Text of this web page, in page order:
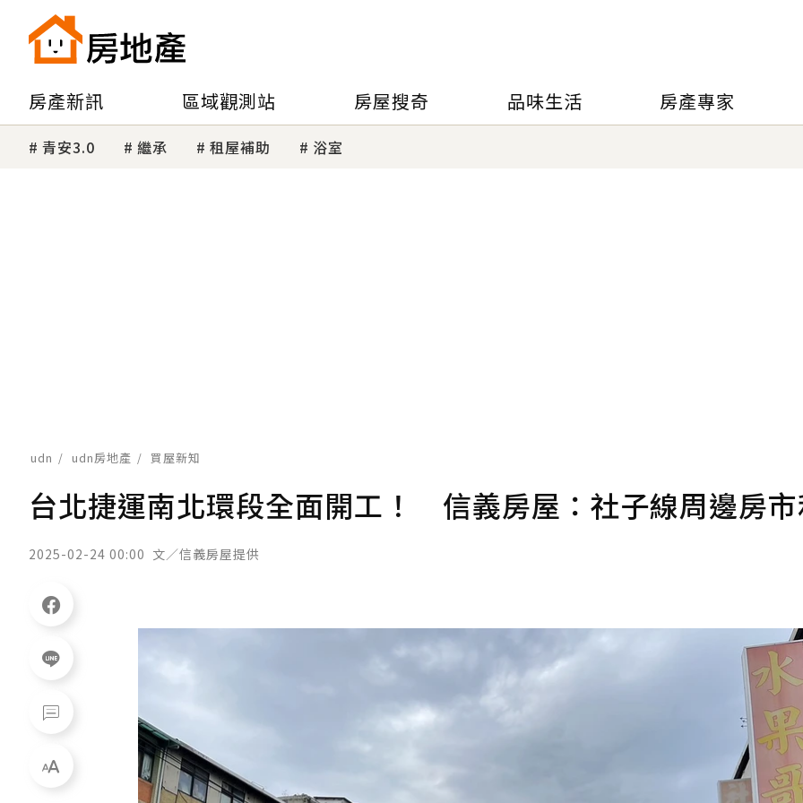
房產新訊 區域觀測站 房屋搜奇 品味生活 房產專家
青安3.0 繼承 租屋補助 浴室
udn udn房地產 買屋新知
台北捷運南北環段全面開工！ 信義房屋：社子線周邊房
2025-02-24 00:00 文／信義房屋提供